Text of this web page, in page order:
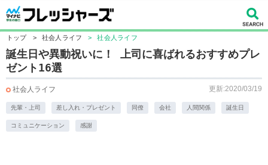
トップ > 社会人ライフ > 社会人ライフ
誕生日や異動祝いに！ 上司に喜ばれるおすすめプレ
ゼント16選
社会人ライフ 更新:2020/03/19
先輩・上司 差し入れ・プレゼント 同僚 会社 人間関係 誕生日
コミュニケーション 感謝